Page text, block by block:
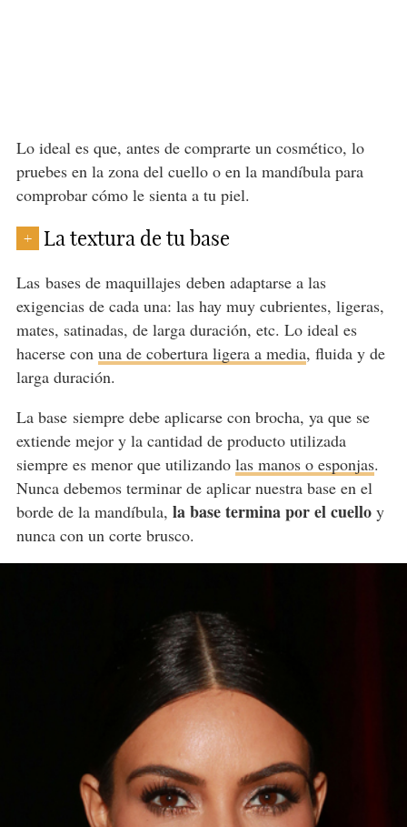
Lo ideal es que, antes de comprarte un cosmético, lo
pruebes en la zona del cuello o en la mandíbula para
comprobar cómo le sienta a tu piel.
+ La textura de tu base
Las bases de maquillajes deben adaptarse a las
exigencias de cada una: las hay muy cubrientes, ligeras,
mates, satinadas, de larga duración, etc. Lo ideal es
hacerse con una de cobertura ligera a media, fluida y de
larga duración.
La base siempre debe aplicarse con brocha, ya que se
extiende mejor y la cantidad de producto utilizada
siempre es menor que utilizando las manos o esponjas.
Nunca debemos terminar de aplicar nuestra base en el
borde de la mandíbula, la base termina por el cuelloy
nunca con un corte brusco.